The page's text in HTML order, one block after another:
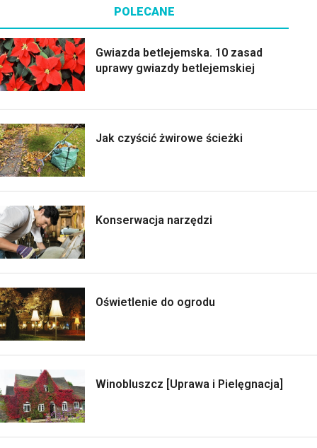
POLECANE
Gwiazda betlejemska. 10 zasad
uprawy gwiazdy betlejemskiej
Jak czyścić żwirowe ścieżki
Konserwacja narzędzi
Oświetlenie do ogrodu
Winobluszcz [Uprawa i Pielęgnacja]